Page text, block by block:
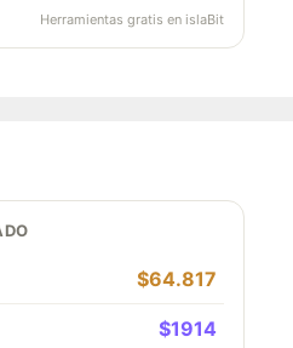
Herramientas gratis en islaBit
$64.817
$1914